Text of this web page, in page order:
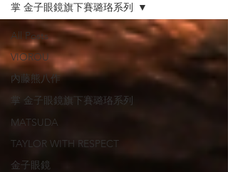
All Posts
VIOROU
內藤熊八作
掌 金子眼鏡旗下賽璐珞系列
MATSUDA
TAYLOR WITH RESPECT
金子眼鏡
掌 金子眼鏡旗下賽璐珞系列